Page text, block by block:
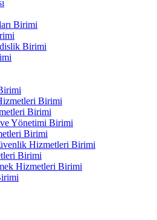
Birimi
Birimi
Birimi
Birimi
ve Yönetimi Birimi
Birimi
Hizmetleri Birimi
Birimi
Hizmetleri Birimi